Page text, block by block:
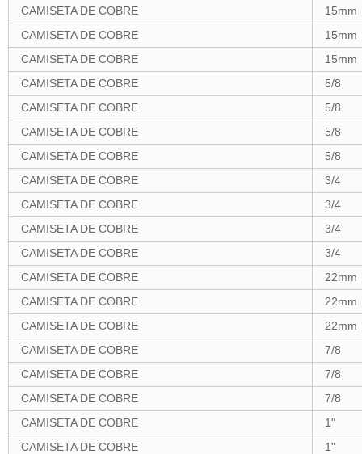
CAMISETA DE COBRE
15mm
CAMISETA DE COBRE
15mm
CAMISETA DE COBRE
15mm
CAMISETA DE COBRE
5/8
CAMISETA DE COBRE
5/8
CAMISETA DE COBRE
5/8
CAMISETA DE COBRE
5/8
CAMISETA DE COBRE
3/4
CAMISETA DE COBRE
3/4
CAMISETA DE COBRE
3/4
CAMISETA DE COBRE
3/4
CAMISETA DE COBRE
22mm
CAMISETA DE COBRE
22mm
CAMISETA DE COBRE
22mm
CAMISETA DE COBRE
7/8
CAMISETA DE COBRE
7/8
CAMISETA DE COBRE
7/8
CAMISETA DE COBRE
1"
CAMISETA DE COBRE
1"